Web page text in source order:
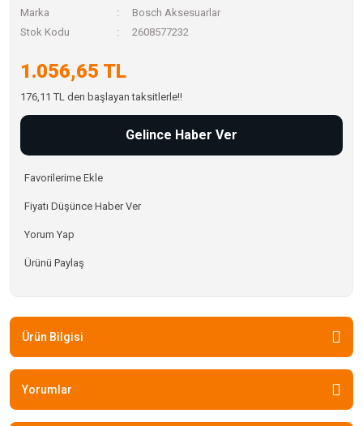
Marka
Bosch Aksesuarlar
Stok Kodu
2608577232
1.056,65 TL
176,11 TL den başlayan taksitlerle!!
Gelince Haber Ver
Fiyatı Düşünce Haber Ver
Yorum Yap
Ürünü Paylaş
Ürün Bilgisi
Yorumlar